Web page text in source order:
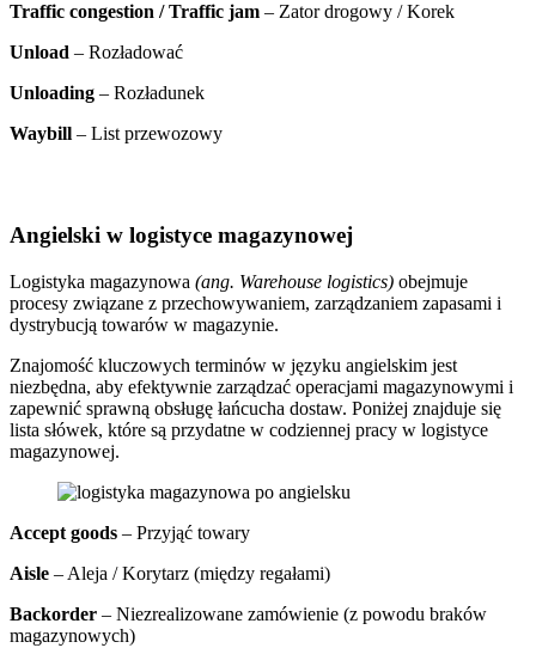
Traffic congestion / Traffic jam – Zator drogowy / Korek
Unload – Rozładować
Unloading – Rozładunek
Waybill – List przewozowy
Angielski w logistyce magazynowej
Logistyka magazynowa (ang. Warehouse logistics) obejmuje
procesy związane z przechowywaniem, zarządzaniem zapasami i
dystrybucją towarów w magazynie.
Znajomość kluczowych terminów w języku angielskim jest
niezbędna, aby efektywnie zarządzać operacjami magazynowymi i
zapewnić sprawną obsługę łańcucha dostaw. Poniżej znajduje się
lista słówek, które są przydatne w codziennej pracy w logistyce
magazynowej.
Accept goods – Przyjąć towary
Aisle – Aleja / Korytarz (między regałami)
Backorder – Niezrealizowane zamówienie (z powodu braków
magazynowych)